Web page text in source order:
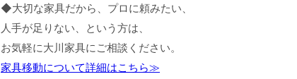
◆大切な家具だから、プロに頼みたい、
人手が足りない、という方は、
お気軽に大川家具にご相談ください。
家具移動について詳細はこちら≫